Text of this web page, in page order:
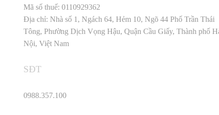
Mã số thuế: 0110929362
Địa chỉ: Nhà số 1, Ngách 64, Hẻm 10, Ngõ 44 Phố Trần Thái
Tông, Phường Dịch Vọng Hậu, Quận Cầu Giấy, Thành phố
Nội, Việt Nam
SĐT
0988.357.100